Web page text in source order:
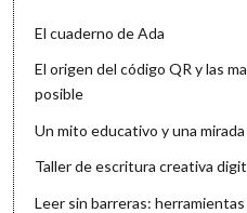
El cuaderno de Ada
El origen del código QR y las
posible
Un mito educativo y una
Taller de escritura creativa
Leer sin barreras: